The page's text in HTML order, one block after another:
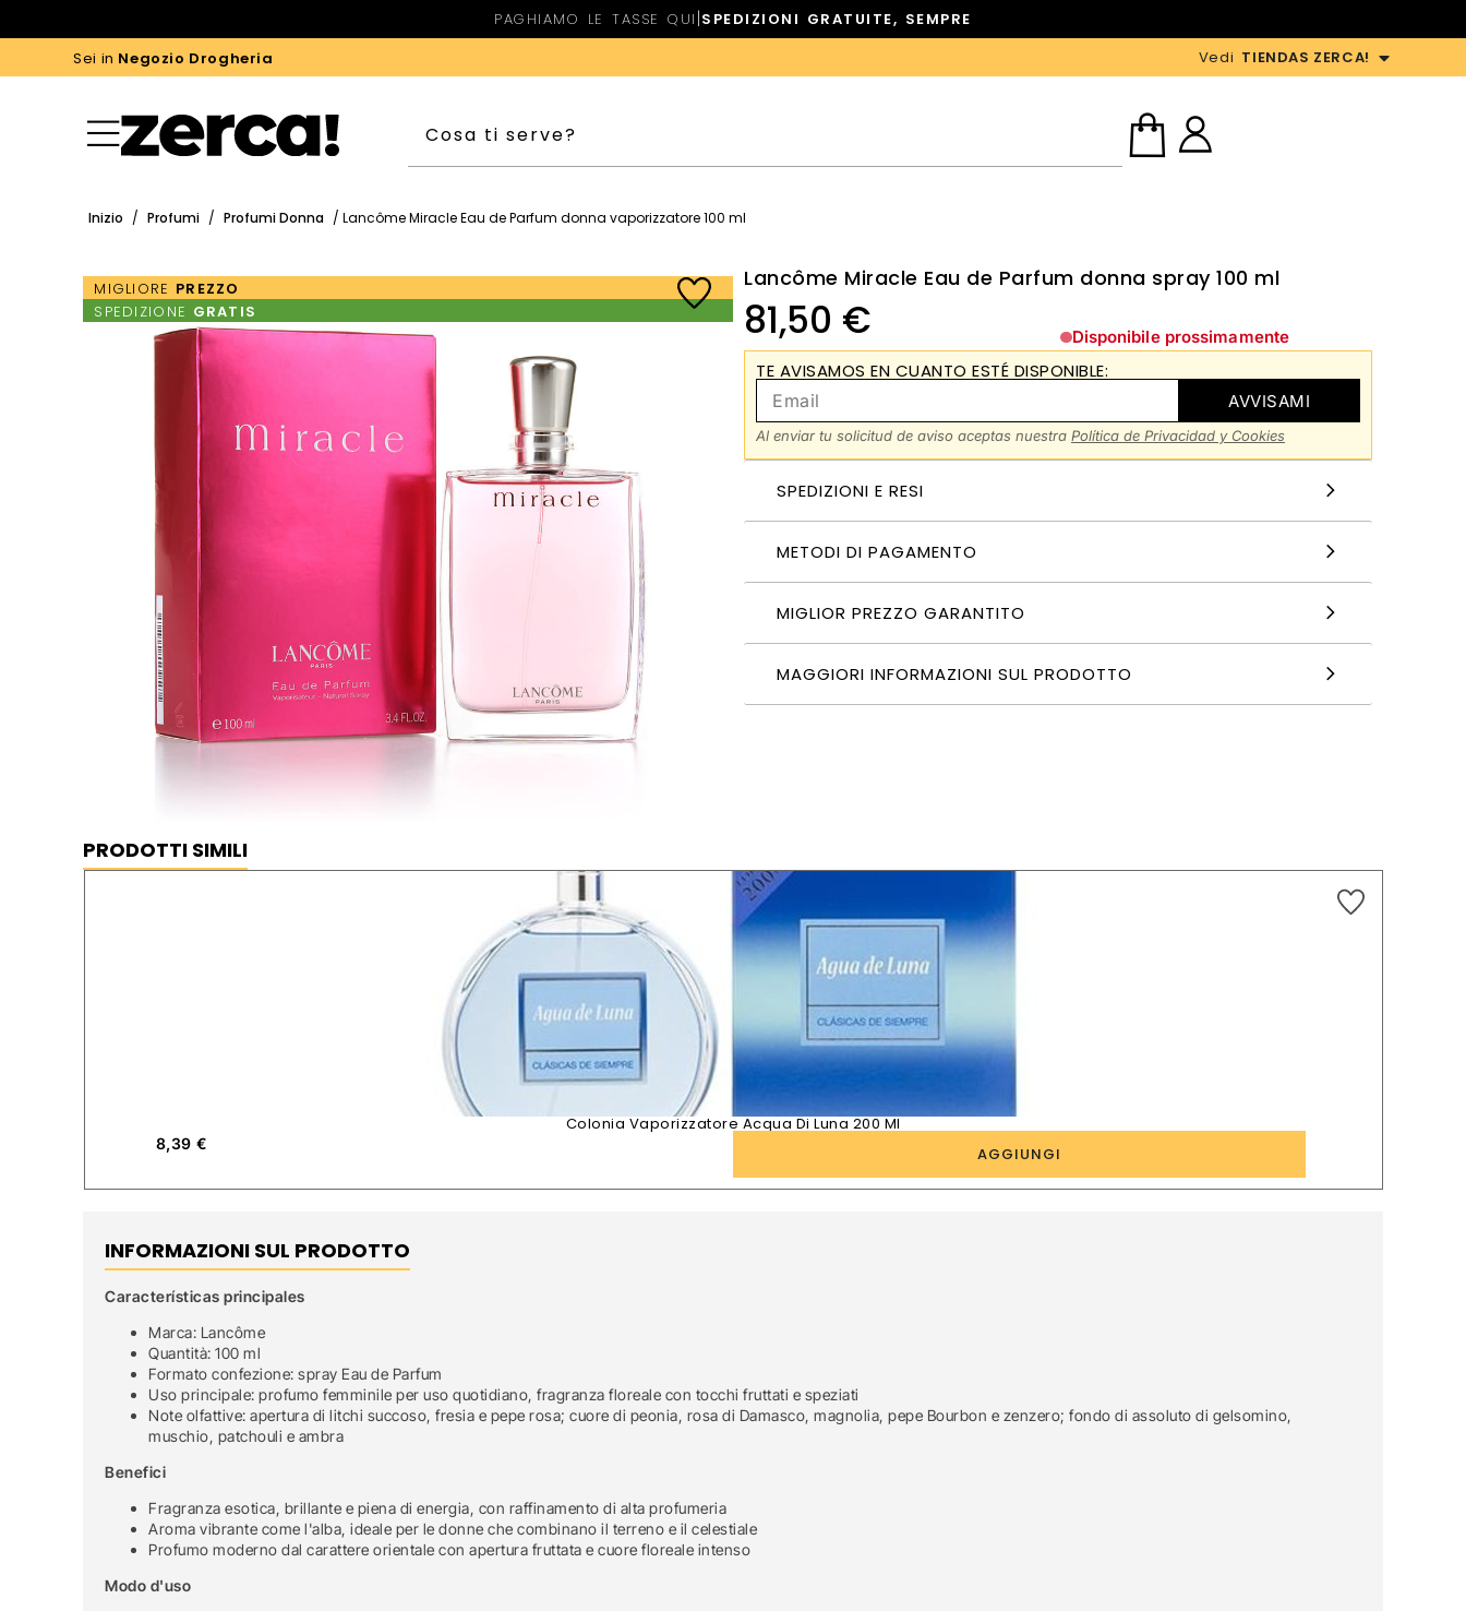
PAGHIAMO LE TASSE QUI |SPEDIZIONI GRATUITE, SEMPRE
Sei in Negozio Drogheria Vedi TIENDAS ZERCA!
Inizio / Profumi / Profumi Donna / Lancôme Miracle Eau de Parfum donna vaporizzatore 100 ml
MIGLIORE PREZZO
SPEDIZIONE GRATIS
Lancôme Miracle Eau de Parfum donna spray 100 ml
81,50 € Disponibile prossimamente
TE AVISAMOS EN CUANTO ESTÉ DISPONIBLE:
AVVISAMI
Al enviar tu solicitud de aviso aceptas nuestra Política de Privacidad y Cookies
SPEDIZIONI E RESI
METODI DI PAGAMENTO
MIGLIOR PREZZO GARANTITO
MAGGIORI INFORMAZIONI SUL PRODOTTO
PRODOTTI SIMILI
Colonia Vaporizzatore Acqua Di Luna 200 Ml
8,39€
AGGIUNGI
INFORMAZIONI SUL PRODOTTO
Características principales
Marca: Lancôme
Quantità: 100 ml
Formato confezione: spray Eau de Parfum
Uso principale: profumo femminile per uso quotidiano, fragranza floreale con tocchi fruttati e speziati
Note olfattive: apertura di litchi succoso, fresia e pepe rosa; cuore di peonia, rosa di Damasco, magnolia, pepe Bourbon e zenzero; fondo di assoluto di gelsomino,
muschio, patchouli e ambra
Benefici
Fragranza esotica, brillante e piena di energia, con raffinamento di alta profumeria
Aroma vibrante come l'alba, ideale per le donne che combinano il terreno e il celestiale
Profumo moderno dal carattere orientale con apertura fruttata e cuore floreale intenso
Modo d'uso